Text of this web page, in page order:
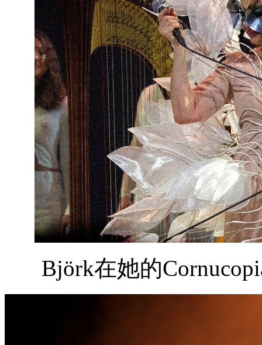
Björk在她的